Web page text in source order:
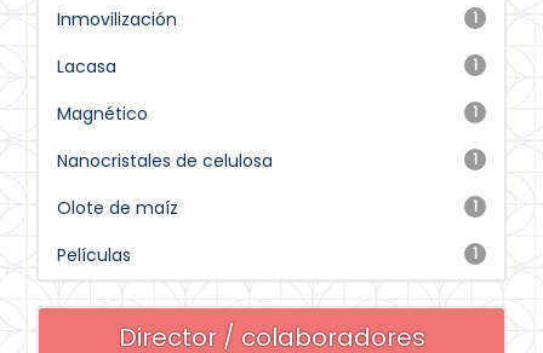
1
Inmovilización
1
Lacasa
1
Magnético
1
Nanocristales de celulosa
1
Olote de maíz
1
Películas
Director / colaboradores